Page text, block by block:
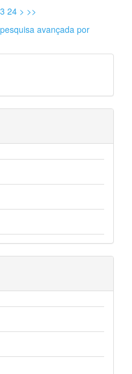
24 > >>
avançada por